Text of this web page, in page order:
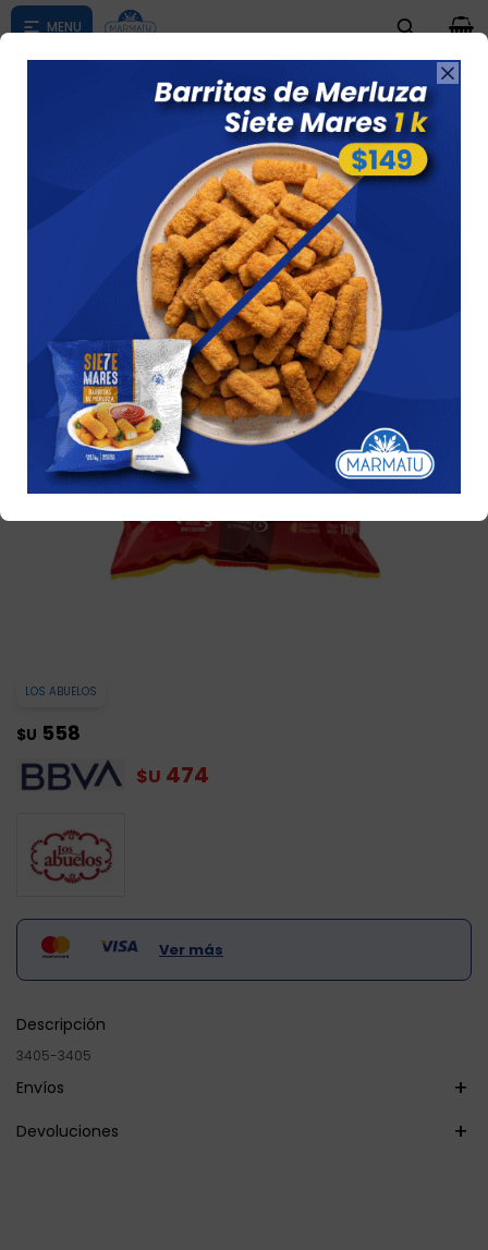

según su zona
0

Capelettis Jamon Y Queso Los Abuelos Kilo
LOS ABUELOS
$U 558
$U 474
Ver más
Descripción
3405-3405
Envíos
Devoluciones